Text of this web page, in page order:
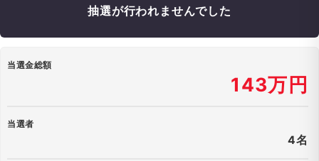
抽選が行われませんでした
当選金総額
143万円
当選者
4名